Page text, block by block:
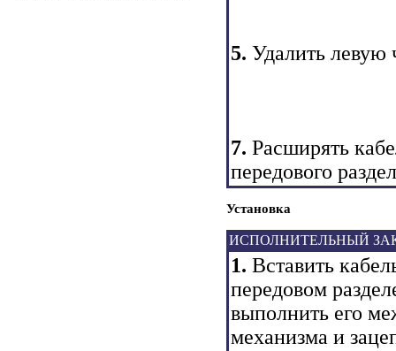
5. Удалить левую
7. Расширять
передового
Установка
ИСПОЛНИТЕЛЬНЫЙ
1. Вставить
передовом
выполнить его
механизма и